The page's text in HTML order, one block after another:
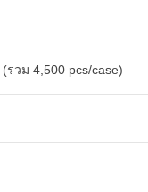
วม 4,500 pcs/case)